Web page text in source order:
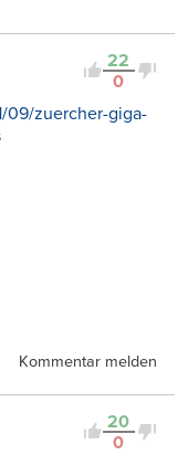
22
0
09/zuercher-giga-
Kommentar melden
20
0